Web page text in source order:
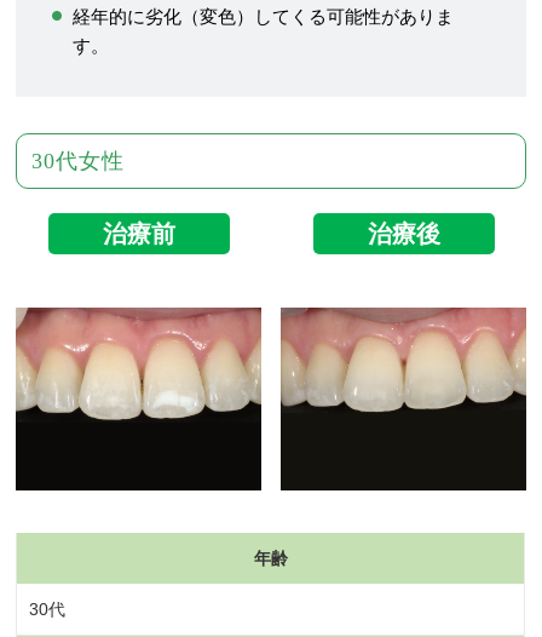
経年的に劣化（変色）してくる可能性がありま
す。
30代女性
治療前 治療後
年齢
30代